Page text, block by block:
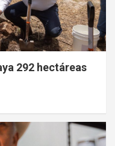
292 hectáreas